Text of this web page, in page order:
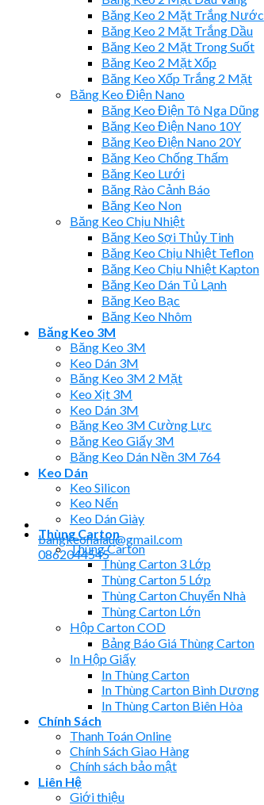
bangkeohaiau@gmail.com
0862044545
Băng Keo 2 Mặt Trắng Nước
Băng Keo 2 Mặt Trắng Dầu
Băng Keo 2 Mặt Trong Suốt
Băng Keo 2 Mặt Xốp
Băng Keo Xốp Trắng 2 Mặt
Băng Keo Điện Nano
Băng Keo Điện Tô Nga Dũng
Băng Keo Điện Nano 10Y
Băng Keo Điện Nano 20Y
Băng Keo Chống Thấm
Băng Keo Lưới
Băng Rào Cảnh Báo
Băng Keo Non
Băng Keo Chịu Nhiệt
Băng Keo Sợi Thủy Tinh
Băng Keo Chịu Nhiệt Teflon
Băng Keo Chịu Nhiệt Kapton
Băng Keo Dán Tủ Lạnh
Băng Keo Bạc
Băng Keo Nhôm
Băng Keo 3M
Băng Keo 3M
Keo Dán 3M
Băng Keo 3M 2 Mặt
Keo Xịt 3M
Keo Dán 3M
Băng Keo 3M Cường Lực
Băng Keo Giấy 3M
Băng Keo Dán Nền 3M 764
Keo Dán
Keo Silicon
Keo Nến
Keo Dán Giày
Thùng Carton
Thùng Carton
Thùng Carton 3 Lớp
Thùng Carton 5 Lớp
Thùng Carton Chuyển Nhà
Thùng Carton Lớn
Hộp Carton COD
Bảng Báo Giá Thùng Carton
In Hộp Giấy
In Thùng Carton
In Thùng Carton Bình Dương
In Thùng Carton Biên Hòa
Chính Sách
Thanh Toán Online
Chính Sách Giao Hàng
Chính sách bảo mật
Liên Hệ
Giới thiệu